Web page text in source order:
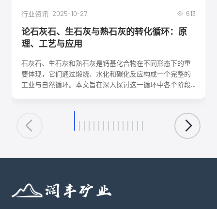
行业资讯 2025-10-27 613
论石灰石、生石灰与熟石灰的转化循环：原
理、工艺与应用
石灰石、生石灰和熟石灰是钙基化合物在不同形态下的重
要体现，它们通过煅烧、水化和碳化反应构成一个完整的
工业与自然循环。本文旨在深入探讨这一循环中各个阶段
优化生产工艺、降低能耗、实现资源可持续利用具有重要
意义。